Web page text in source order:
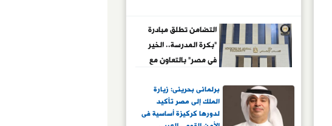
التضامن تطلق مبادرة
"بكرة المدرسة.. الخير
فى مصر" بالتعاون مع
برلمانى بحرينى: زيارة
الملك إلى مصر تأكيد
لدورها كركيزة أساسية فى